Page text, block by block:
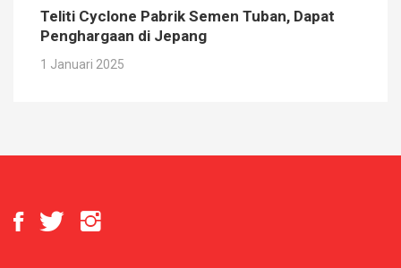
Teliti Cyclone Pabrik Semen Tuban, Dapat
Penghargaan di Jepang
1 Januari 2025